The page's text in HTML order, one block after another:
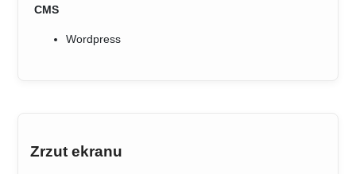
CMS
Wordpress
Zrzut ekranu